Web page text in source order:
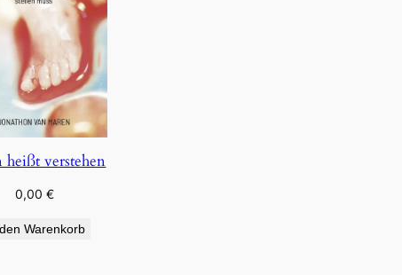
heißt verstehen
0,00€
Warenkorb